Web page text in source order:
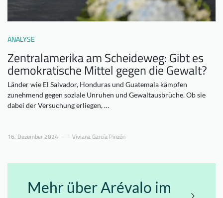
Newsletter
EN DE
ANALYSE
Zentralamerika am Scheideweg: Gibt es
demokratische Mittel gegen die Gewalt?
Länder wie El Salvador, Honduras und Guatemala kämpfen
zunehmend gegen soziale Unruhen und Gewaltausbrüche. Ob sie
dabei der Versuchung erliegen, …
16. Dezember 2024 Viviana García Pinzón
Mehr über Arévalo im